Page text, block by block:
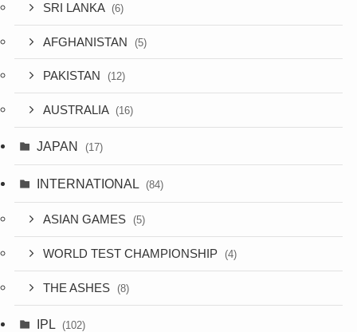
SRI LANKA (6)
AFGHANISTAN (5)
PAKISTAN (12)
AUSTRALIA (16)
JAPAN (17)
INTERNATIONAL (84)
ASIAN GAMES (5)
WORLD TEST CHAMPIONSHIP (4)
THE ASHES (8)
IPL (102)